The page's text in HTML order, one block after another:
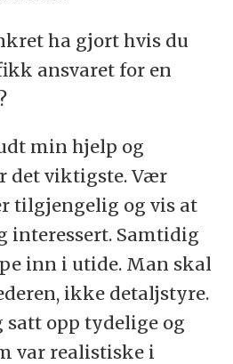
ha gjort hvis du
ansvaret for en
min hjelp og
det viktigste. Vær
tilgjengelig og vis at
interessert. Samtidig
inn i utide. Man skal
ikke detaljstyre.
satt opp tydelige og
var realistiske i